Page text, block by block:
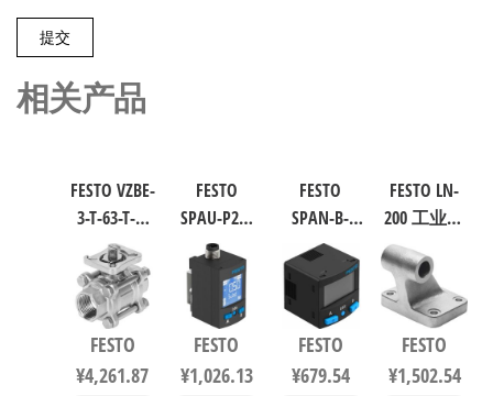
相关产品
FESTO VZBE-
3-T-63-T-2-
F0710-
V15V16 不
锈钢球阀
行程63mm
符合ISO
5211 0710
FESTO
¥4,261.87
FESTO
SPAU-P2R-
W-G18FD-L-
PNLK-
PNVBA-M8U
数字压力
传感器 符
合EN 60947-
FESTO
¥1,026.13
FESTO
SPAN-B-
B11R-Q4-
PN-L1+2.5S
传感器/连
接电缆
8114774
FESTO
¥679.54
FESTO LN-
200 工业自
动化零部
件 规格200
9038
FESTO
¥1,502.54